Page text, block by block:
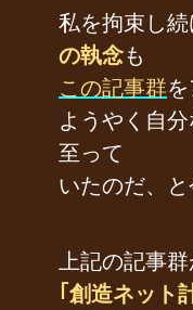
私を拘束し
の執念も
この記事群
ようやく自
至って
いたのだ、と
上記の記事
｢創造ネット